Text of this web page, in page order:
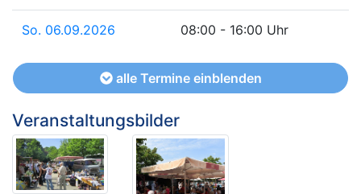
So. 06.09.2026 08:00 - 16:00 Uhr
alle Termine einblenden
Veranstaltungsbilder